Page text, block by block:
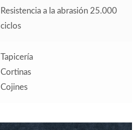
Resistencia a la abrasión 25.000
ciclos
Tapicería
Cortinas
Cojines